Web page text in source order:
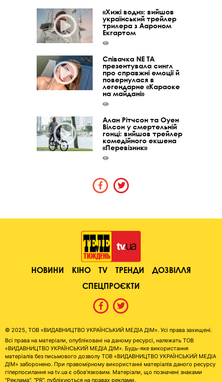
«Хижі води»: вийшов
український трейлер
трилера з Аароном
Екгартом
Співачка NE TA
презентувала сингл
про справжні емоції й
повернулася в
легендарне «Караоке
на майдані»
Алан Рітчсон та Оуен
Вілсон у смертельній
гонці: вийшов трейлер
комедійного екшена
«Перевізник»
НОВИНИ КІНО TV ТРЕНДИ
ДОЗВІЛЛЯ
СПЕЦПРОЄКТИ
© 2025, ТОВ «ВИДАВНИЦТВО УКРАЇНСЬКИЙ МЕДІА ДІМ». Усі права захищені.
Всі права на матеріали, опубліковані на даному ресурсі, належать ТОВ
«ВИДАВНИЦТВО УКРАЇНСЬКИЙ МЕДІА ДІМ». Будь-яке використання
матеріалів без письмового дозволу ТОВ «ВИДАВНИЦТВО УКРАЇНСЬКИЙ МЕДІА
ДІМ» заборонено. При правомірному використанні матеріалів даного ресурсу
гіперпосилання на tv.ua є обов'язковим. Матеріали, що позначені знаками
"Реклама", "PR", публікуються на правах реклами.